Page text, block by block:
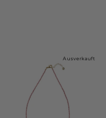
Ausverkauft